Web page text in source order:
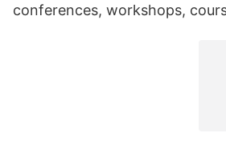
conferences, workshops,